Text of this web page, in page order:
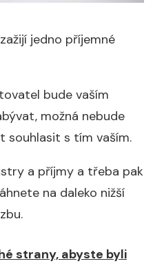
jedno příjemné
bude vaším
možná nebude
souhlasit s tím vaším.
a příjmy a třeba pak
na daleko nižší
strany, abyste byli